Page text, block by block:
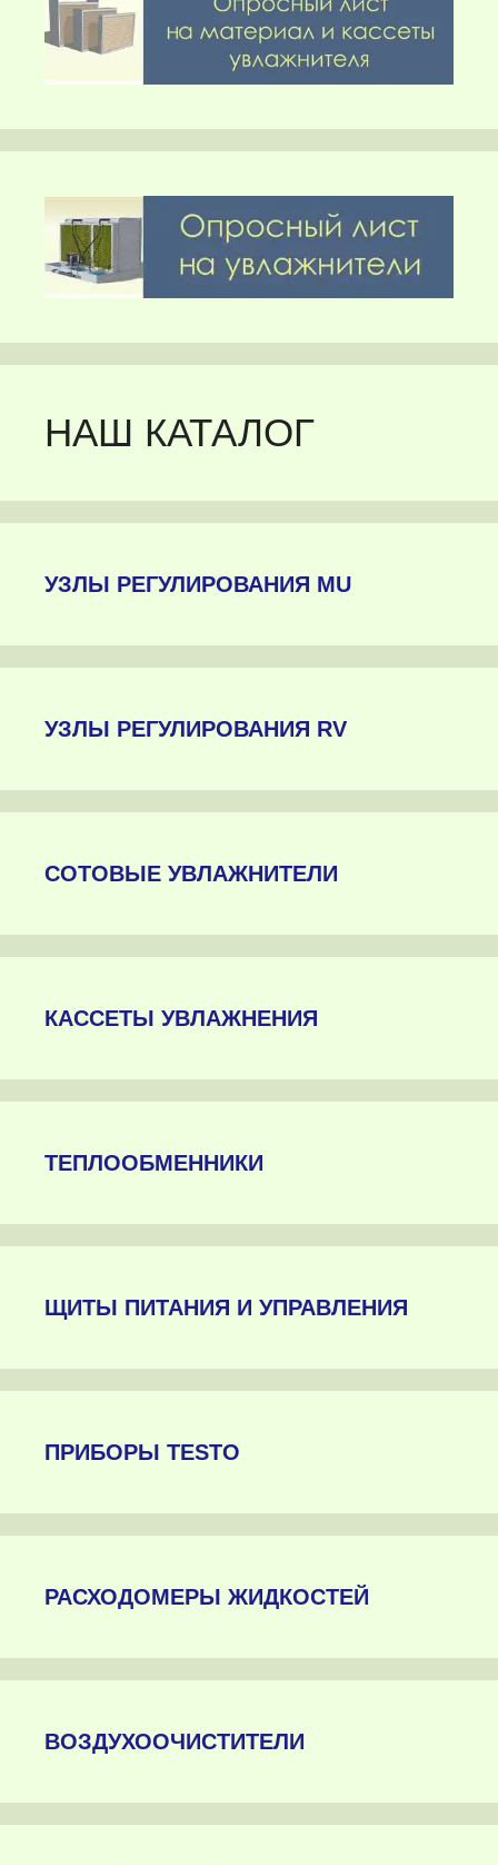
НАШ КАТАЛОГ
УЗЛЫ РЕГУЛИРОВАНИЯ MU
УЗЛЫ РЕГУЛИРОВАНИЯ RV
СОТОВЫЕ УВЛАЖНИТЕЛИ
КАССЕТЫ УВЛАЖНЕНИЯ
ТЕПЛООБМЕННИКИ
ЩИТЫ ПИТАНИЯ И УПРАВЛЕНИЯ
ПРИБОРЫ TESTO
РАСХОДОМЕРЫ ЖИДКОСТЕЙ
ВОЗДУХООЧИСТИТЕЛИ